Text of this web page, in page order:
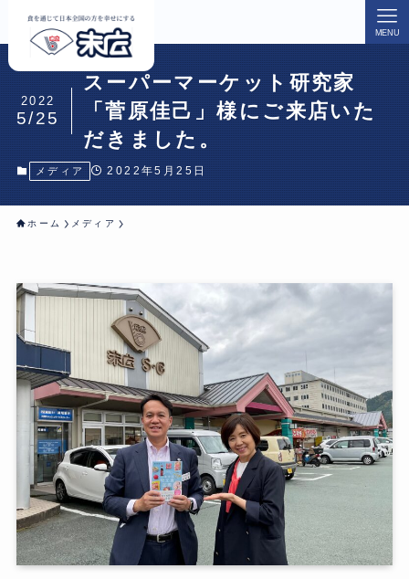
MENU
スーパーマーケット研究家
「菅原佳己」様にご来店いた
だきました。
2022
5/25
メディア 2022年5月25日
ホーム メディア